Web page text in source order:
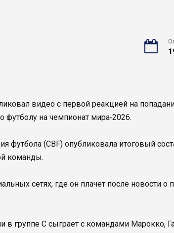
видео с первой реакцией на
футболу на чемпионат мира‑2026.
футбола (CBF) опубликовала итоговый
команды.
сетях, где он плачет после новости о
в группе С сыграет с командами Марокко,